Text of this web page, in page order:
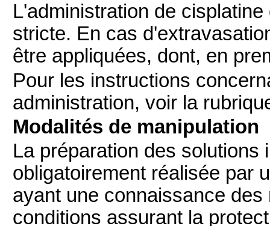
L'administration de
stricte. En cas
être appliquées, dont, en
Pour les instructions
administration, voir la
Modalités de manipulation
La préparation des
obligatoirement réalisée par
ayant une connaissance
conditions assurant la